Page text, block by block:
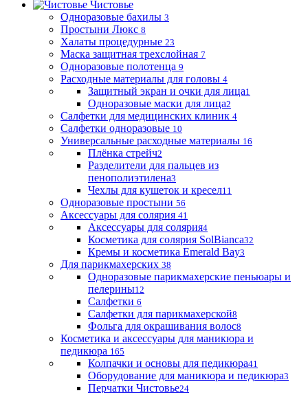
Чистовье
Одноразовые бахилы 3
Простыни Люкс 8
Халаты процедурные 23
Маска защитная трехслойная 7
Одноразовые полотенца 9
Расходные материалы для головы 4
Защитный экран и очки для лица1
Одноразовые маски для лица2
Салфетки для медицинских клиник 4
Салфетки одноразовые 10
Универсальные расходные материалы 16
Плёнка стрейч2
Разделители для пальцев из
пенополиэтилена3
Чехлы для кушеток и кресел11
Одноразовые простыни 56
Аксессуары для солярия 41
Аксессуары для солярия4
Косметика для солярия SolBianca32
Кремы и косметика Emerald Bay3
Для парикмахерских 38
Одноразовые парикмахерские пеньюары и
пелерины12
Салфетки 6
Салфетки для парикмахерской8
Фольга для окрашивания волос8
Косметика и аксессуары для маникюра и
педикюра 165
Колпачки и основы для педикюра41
Оборудование для маникюра и педикюра3
Перчатки Чистовье24